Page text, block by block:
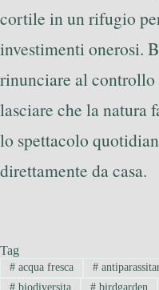
cortile in un rifugio
investimenti onerosi.
rinunciare al controllo
lasciare che la natura
lo spettacolo
direttamente da casa.
Tag
#acqua fresca #
#biodiversita #birdgarden